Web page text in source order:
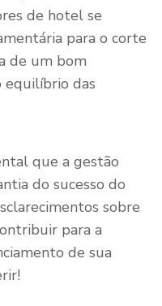
de hotel se
para o corte
de um bom
equilíbrio das
que a gestão
do sucesso do
sobre
para a
de sua